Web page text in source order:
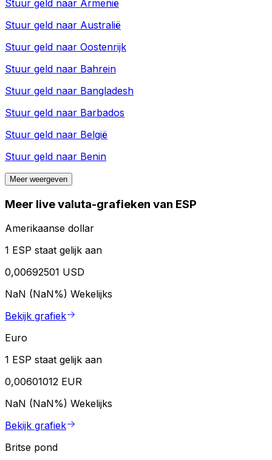
Stuur geld naar Armenië
Stuur geld naar Australië
Stuur geld naar Oostenrijk
Stuur geld naar Bahrein
Stuur geld naar Bangladesh
Stuur geld naar Barbados
Stuur geld naar België
Stuur geld naar Benin
Meer weergeven
Meer live valuta-grafieken van ESP
Amerikaanse dollar
1 ESP staat gelijk aan
0,00692501 USD
NaN (NaN%) Wekelijks
Bekijk grafiek
Euro
1 ESP staat gelijk aan
0,00601012 EUR
NaN (NaN%) Wekelijks
Bekijk grafiek
Britse pond